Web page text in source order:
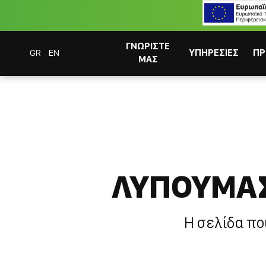
GR EN
ΓΝΩΡΙΣΤΕ
ΜΑΣ
ΥΠΗΡΕΣΙΕΣ
ΣΥΣΤΗΜΑΤΑ CAFITESSE
404 - Η Σελιδα δεν βρεθηκε
Η σελίδα